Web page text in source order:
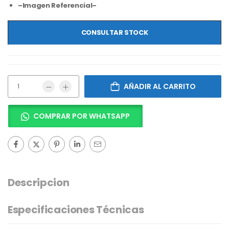
–Imagen Referencial–
CONSULTAR STOCK
AÑADIR AL CARRITO
COMPRAR POR WHATSAPP
Descripcion
Especificaciones Técnicas